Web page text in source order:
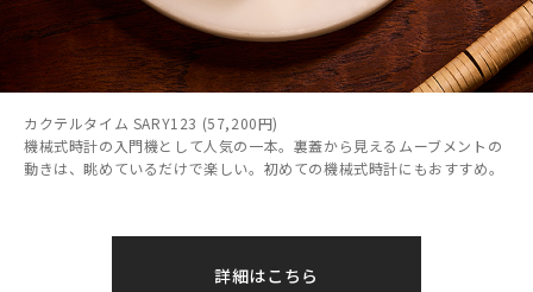
カクテルタイム SARY123 (57,200円)
機械式時計の入門機として人気の一本。裏蓋から見えるムーブメントの
動きは、眺めているだけで楽しい。初めての機械式時計にもおすすめ。
詳細はこちら